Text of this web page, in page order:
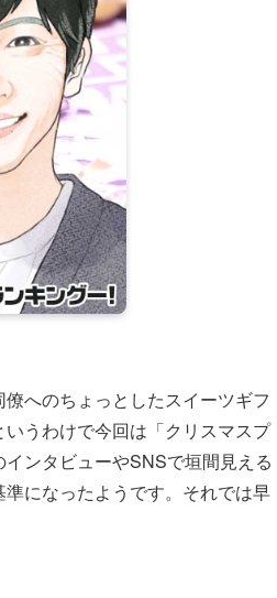
へのちょっとしたスイーツギフ
うわけで今回は「クリスマスプ
ンタビューやSNSで垣間見える
になったようです。それでは早